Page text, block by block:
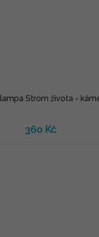
Strom života -
360 Kč